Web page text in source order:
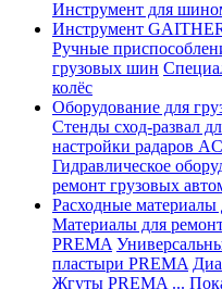
Инструмент для
Инструмент
Ручные
грузовых шин
колёс
Оборудование для
Стенды сход-развал
настройки радаров
Гидравлическое
ремонт грузовых
Расходные
Материалы для
PREMA
пластыри PREMA
Жгуты PREMA ...